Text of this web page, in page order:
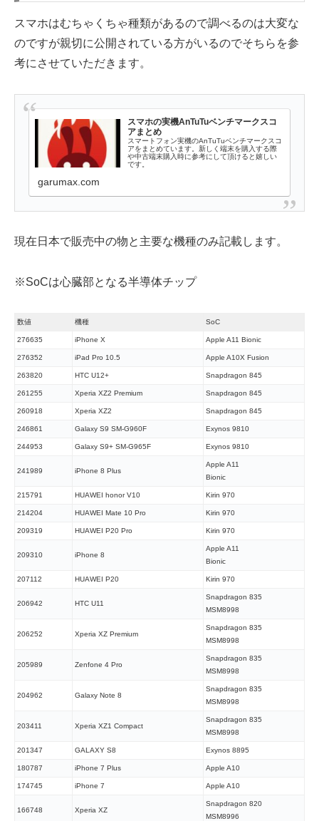
スマホはむちゃくちゃ種類があるので調べるのは大変な
のですが親切に公開されている方がいるのでそちらを参
考にさせていただきます。
スマホの実機AnTuTuベンチマークスコ
アまとめ
スマートフォン実機のAnTuTuベンチマークスコ
アをまとめています。新しく端末を購入する際
や中古端末購入時に参考にして頂けると嬉しい
です。
garumax.com
現在日本で販売中の物と主要な機種のみ記載します。
※SoCは心臓部となる半導体チップ
数値 機種 SoC
276635 iPhone X Apple A11 Bionic
276352 iPad Pro 10.5 Apple A10X Fusion
263820 HTC U12+ Snapdragon 845
261255 Xperia XZ2 Premium Snapdragon 845
260918 Xperia XZ2 Snapdragon 845
246861 Galaxy S9 SM-G960F Exynos 9810
244953 Galaxy S9+ SM-G965F Exynos 9810
241989 iPhone 8 Plus
Apple A11
Bionic
215791 HUAWEI honor V10 Kirin 970
214204 HUAWEI Mate 10 Pro Kirin 970
209319 HUAWEI P20 Pro Kirin 970
209310 iPhone 8
Apple A11
Bionic
207112 HUAWEI P20 Kirin 970
206942 HTC U11
Snapdragon 835
MSM8998
206252 Xperia XZ Premium
Snapdragon 835
MSM8998
205989 Zenfone 4 Pro
Snapdragon 835
MSM8998
204962 Galaxy Note 8
Snapdragon 835
MSM8998
203411 Xperia XZ1 Compact
Snapdragon 835
MSM8998
201347 GALAXY S8 Exynos 8895
180787 iPhone 7 Plus Apple A10
174745 iPhone 7 Apple A10
166748 Xperia XZ
Snapdragon 820
MSM8996